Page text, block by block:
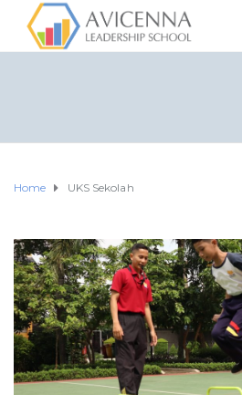
Home UKS Sekolah